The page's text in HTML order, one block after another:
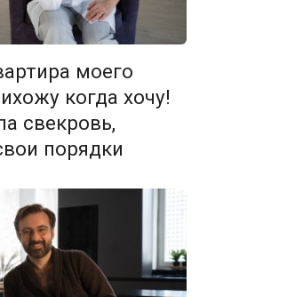
моего
когда хочу!
свекровь,
порядки